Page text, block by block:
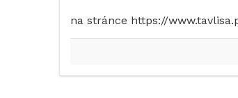
na stránce https://